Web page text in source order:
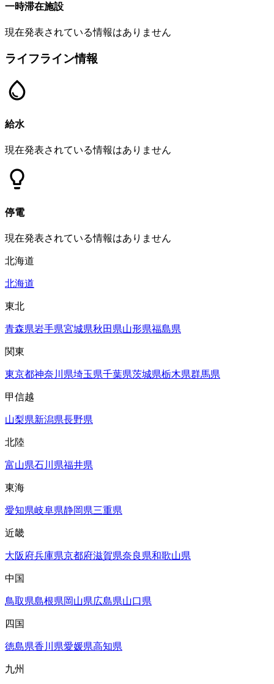
一時滞在施設
現在発表されている情報はありません
ライフライン情報
給水
現在発表されている情報はありません
停電
現在発表されている情報はありません
北海道
北海道
東北
青森県岩手県宮城県秋田県山形県福島県
関東
東京都神奈川県埼玉県千葉県茨城県栃木県群馬県
甲信越
山梨県新潟県長野県
北陸
富山県石川県福井県
東海
愛知県岐阜県静岡県三重県
近畿
大阪府兵庫県京都府滋賀県奈良県和歌山県
中国
鳥取県島根県岡山県広島県山口県
四国
徳島県香川県愛媛県高知県
九州